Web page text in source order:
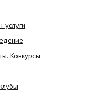
услуги
Конкурсы